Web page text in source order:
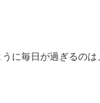
に毎日が過ぎるのは